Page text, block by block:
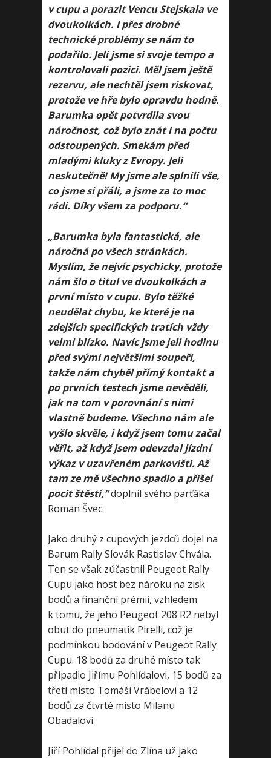
v cupu a porazit Vencu Stejskala ve
dvoukolkách. I přes drobné
technické problémy se nám to
podařilo. Jeli jsme si svoje tempo a
kontrolovali pozici. Měl jsem ještě
rezervu, ale nechtěl jsem riskovat,
protože ve hře bylo opravdu hodně.
Barumka opět potvrdila svou
náročnost, což bylo znát i na počtu
odstoupených. Smekám před
mladými kluky z Evropy. Jeli
neskutečně! My jsme ale splnili vše,
co jsme si přáli, a jsme za to moc
rádi. Díky všem za podporu.“
„Barumka byla fantastická, ale
náročná po všech stránkách.
Myslím, že nejvíc psychicky, protože
nám šlo o titul ve dvoukolkách a
první místo v cupu. Bylo těžké
neudělat chybu, ke které je na
zdejších specifických tratích vždy
velmi blízko. Navíc jsme jeli hodinu
před svými největšími soupeři,
takže nám chyběl přímý kontakt a
po prvních testech jsme nevěděli,
jak na tom v porovnání s nimi
vlastně budeme. Všechno nám ale
vyšlo skvěle, i když jsem tomu začal
věřit, až když jsem odevzdal jízdní
výkaz v uzavřeném parkovišti. Až
tam ze mě všechno spadlo a přišel
pocit štěstí,“doplnil svého parťáka
Roman Švec.
Jako druhý z cupových jezdců dojel na
Barum Rally Slovák Rastislav Chvála.
Ten se však zúčastnil Peugeot Rally
Cupu jako host bez nároku na zisk
bodů a finanční prémii, vzhledem
k tomu, že jeho Peugeot 208 R2 nebyl
obut do pneumatik Pirelli, což je
podmínkou bodování v Peugeot Rally
Cupu. 18 bodů za druhé místo tak
připadlo Jiřímu Pohlídalovi, 15 bodů za
třetí místo Tomáši Vrábelovi a 12
bodů za čtvrté místo Milanu
Obadalovi.
Jiří Pohlídal přijel do Zlína už jako